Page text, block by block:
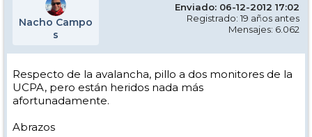
Nacho Campo
s
Enviado: 06-12-2012 17:02
Registrado: 19 años antes
Mensajes: 6.062
Respecto de la avalancha, pillo a dos monitores de la
UCPA, pero están heridos nada más
afortunadamente.
Abrazos